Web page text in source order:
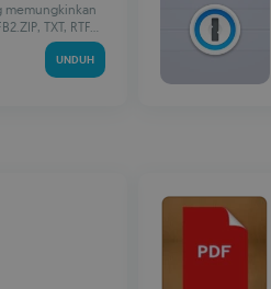
memungkinkan
TXT, RTF...
UNDUH